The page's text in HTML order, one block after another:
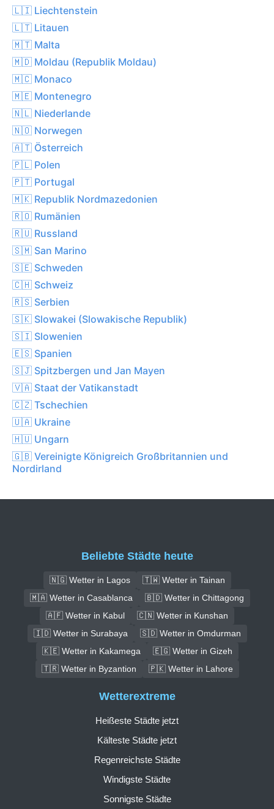
🇱🇮 Liechtenstein
🇱🇹 Litauen
🇲🇹 Malta
🇲🇩 Moldau (Republik Moldau)
🇲🇨 Monaco
🇲🇪 Montenegro
🇳🇱 Niederlande
🇳🇴 Norwegen
🇦🇹 Österreich
🇵🇱 Polen
🇵🇹 Portugal
🇲🇰 Republik Nordmazedonien
🇷🇴 Rumänien
🇷🇺 Russland
🇸🇲 San Marino
🇸🇪 Schweden
🇨🇭 Schweiz
🇷🇸 Serbien
🇸🇰 Slowakei (Slowakische Republik)
🇸🇮 Slowenien
🇪🇸 Spanien
🇸🇯 Spitzbergen und Jan Mayen
🇻🇦 Staat der Vatikanstadt
🇨🇿 Tschechien
🇺🇦 Ukraine
🇭🇺 Ungarn
🇬🇧 Vereinigte Königreich Großbritannien und
Nordirland
Beliebte Städte heute
🇳🇬 Wetter in Lagos
🇹🇼 Wetter in Tainan
🇲🇦 Wetter in Casablanca
🇧🇩 Wetter in Chittagong
🇦🇫 Wetter in Kabul
🇨🇳 Wetter in Kunshan
🇮🇩 Wetter in Surabaya
🇸🇩 Wetter in Omdurman
🇰🇪 Wetter in Kakamega
🇪🇬 Wetter in Gizeh
🇹🇷 Wetter in Byzantion
🇵🇰 Wetter in Lahore
Wetterextreme
Heißeste Städte jetzt
Kälteste Städte jetzt
Regenreichste Städte
Windigste Städte
Sonnigste Städte